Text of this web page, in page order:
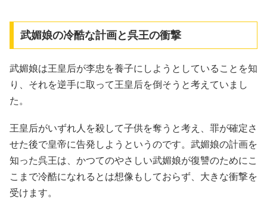
武媚娘の冷酷な計画と呉王の衝撃
武媚娘は王皇后が李忠を養子にしようとしていることを知
り、それを逆手に取って王皇后を倒そうと考えていまし
た。
王皇后がいずれ人を殺して子供を奪うと考え、罪が確定さ
せた後で皇帝に告発しようというのです。武媚娘の計画を
知った呉王は、かつてのやさしい武媚娘が復讐のためにこ
こまで冷酷になれるとは想像もしておらず、大きな衝撃を
受けます。